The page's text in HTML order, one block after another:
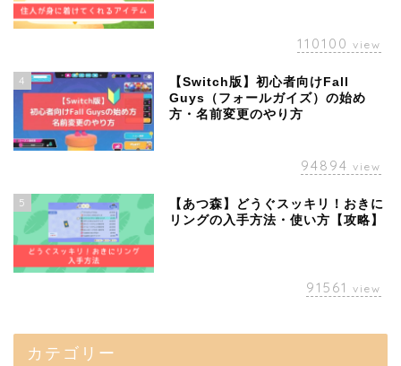
110100 view
4
【Switch版】初心者向けFall
Guys（フォールガイズ）の始め
方・名前変更のやり方
94894 view
5
【あつ森】どうぐスッキリ！おきに
リングの入手方法・使い方【攻略】
91561 view
カテゴリー